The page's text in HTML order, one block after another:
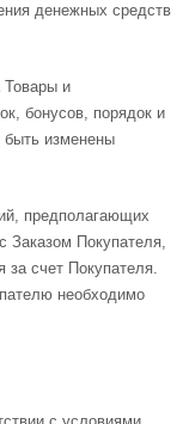
денежных средств
Товары и
бонусов, порядок и
быть изменены
предполагающих
Заказом Покупателя,
за счет Покупателя.
необходимо